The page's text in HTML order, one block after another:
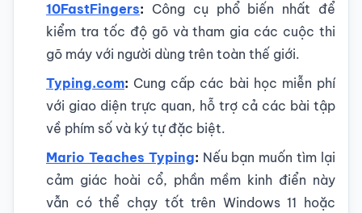
10FastFingers: Công cụ phổ biến nhất để
kiểm tra tốc độ gõ và tham gia các cuộc thi
gõ máy với người dùng trên toàn thế giới.
Typing.com: Cung cấp các bài học miễn phí
với giao diện trực quan, hỗ trợ cả các bài tập
về phím số và ký tự đặc biệt.
Mario Teaches Typing: Nếu bạn muốn tìm lại
cảm giác hoài cổ, phần mềm kinh điển này
vẫn có thể chạy tốt trên Windows 11 hoặc